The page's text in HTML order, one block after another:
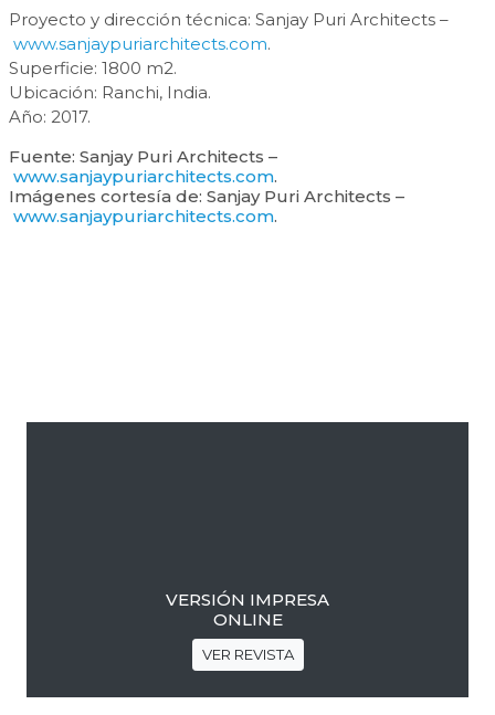
Proyecto y dirección técnica: Sanjay Puri Architects –
www.sanjaypuriarchitects.com.
Superficie: 1800 m2.
Ubicación: Ranchi, India.
Año: 2017.
Fuente: Sanjay Puri Architects –
www.sanjaypuriarchitects.com.
Imágenes cortesía de: Sanjay Puri Architects –
www.sanjaypuriarchitects.com.
VERSIÓN IMPRESA
ONLINE
VER REVISTA